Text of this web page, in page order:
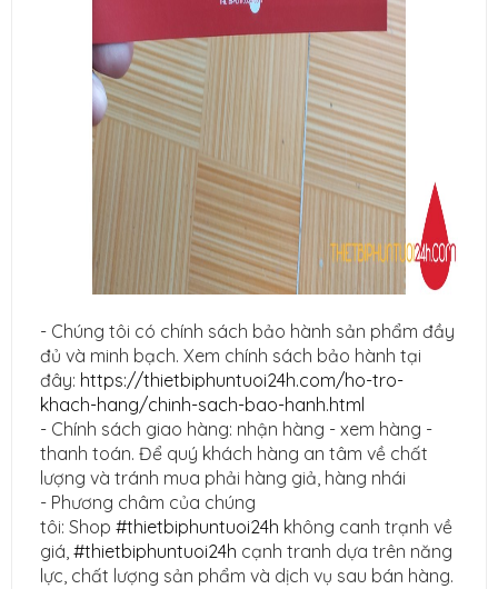
- Chúng tôi có chính sách bảo hành sản phẩm đầy
đủ và minh bạch. Xem chính sách bảo hành tại
đây: https://thietbiphuntuoi24h.com/ho-tro-
khach-hang/chinh-sach-bao-hanh.html
- Chính sách giao hàng: nhận hàng - xem hàng -
thanh toán. Để quý khách hàng an tâm về chất
lượng và tránh mua phải hàng giả, hàng nhái
- Phương châm của chúng
tôi: Shop #thietbiphuntuoi24h không canh trạnh về
giá, #thietbiphuntuoi24h cạnh tranh dựa trên năng
lực, chất lượng sản phẩm và dịch vụ sau bán hàng.